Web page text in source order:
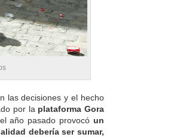
las decisiones y el hecho
por la plataforma Gora
año pasado provocó un
debería ser sumar,